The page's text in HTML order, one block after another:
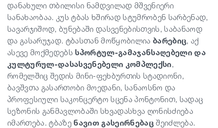
დანახული თბილისი ნამდვილად მშვენიერი
სანახაობაა. კუს ტბას ხშირად სტუმრობენ სარბენად,
სავარჯიშოდ, ბუნებაში დასვენებისთვის, საბანაოდ
და გასარუჯად. ტბასთან მოწყობილია ბარებიც, აქ
ასევე მოქმედებსსპორტულ-გამაჯანსაღებელი და
კულტურულ-დასასვენებელი კომპლექსი,
რომელშიც შედის მინი-ფეხბურთის სტადიონი,
ბავშვთა გასართობი მოედანი, სანაოსნო და
პროფესიული საკონცერტო სცენა პონტონით, სადაც
სეზონის განმავლობაში სხვადასხვა ღონისძიება
იმართება. ტბაზენავით გასეირნებაცშეიძლება.